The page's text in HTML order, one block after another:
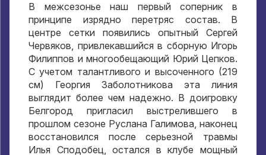
В межсезонье наш первый соперник в
принципе изрядно перетряс состав. В
центре сетки появились опытный Сергей
Червяков, привлекавшийся в сборную Игорь
Филиппов и многообещающий Юрий Цепков.
С учетом талантливого и высоченного (219
см) Георгия Заболотникова эта линия
выглядит более чем надежно. В доигровку
Белгород пригласил выстрелившего в
прошлом сезоне Руслана Галимова, наконец
восстановился после серьезной травмы
Илья Сподобец, остался в клубе мощный